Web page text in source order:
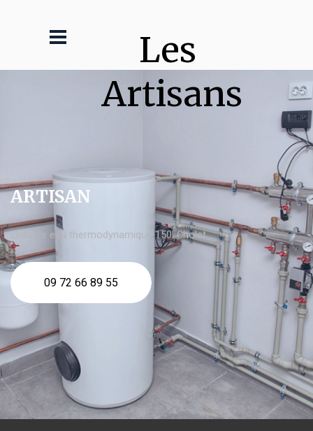
Les
Artisans
ARTISAN
chauffe eau thermodynamique 150l Cholet
09 72 66 89 55